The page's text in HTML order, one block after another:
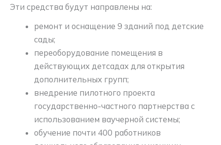
Эти средства будут направлены на:
ремонт и оснащение 9 зданий под детские
сады;
переоборудование помещения в
действующих детсадах для открытия
дополнительных групп;
внедрение пилотного проекта
государственно-частного партнерства с
использованием ваучерной системы;
обучение почти 400 работников